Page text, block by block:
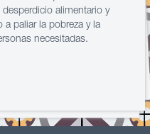
alimentario y
a paliar la pobreza y la
necesitadas.